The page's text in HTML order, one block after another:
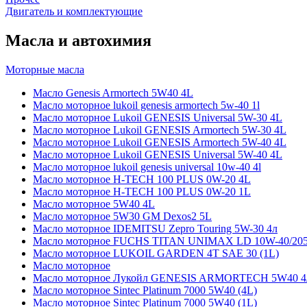
Двигатель и комплектующие
Масла и автохимия
Моторные масла
Масло Genesis Armortech 5W40 4L
Масло моторное lukoil genesis armortech 5w-40 1l
Масло моторное Lukoil GENESIS Universal 5W-30 4L
Масло моторное Lukoil GENESIS Armortech 5W-30 4L
Масло моторное Lukoil GENESIS Armortech 5W-40 4L
Масло моторное Lukoil GENESIS Universal 5W-40 4L
Масло моторное lukoil genesis universal 10w-40 4l
Масло моторное H-TECH 100 PLUS 0W-20 4L
Масло моторное H-TECH 100 PLUS 0W-20 1L
Масло моторное 5W40 4L
Масло моторное 5W30 GM Dexos2 5L
Масло моторное IDEMITSU Zepro Touring 5W-30 4л
Масло моторное FUCHS TITAN UNIMAX LD 10W-40/
Масло моторное LUKOIL GARDEN 4Т SAE 30 (1L)
Масло моторное
Масло моторное Лукойл GENESIS ARMORTECH 5W40
Масло моторное Sintec Platinum 7000 5W40 (4L)
Масло моторное Sintec Platinum 7000 5W40 (1L)